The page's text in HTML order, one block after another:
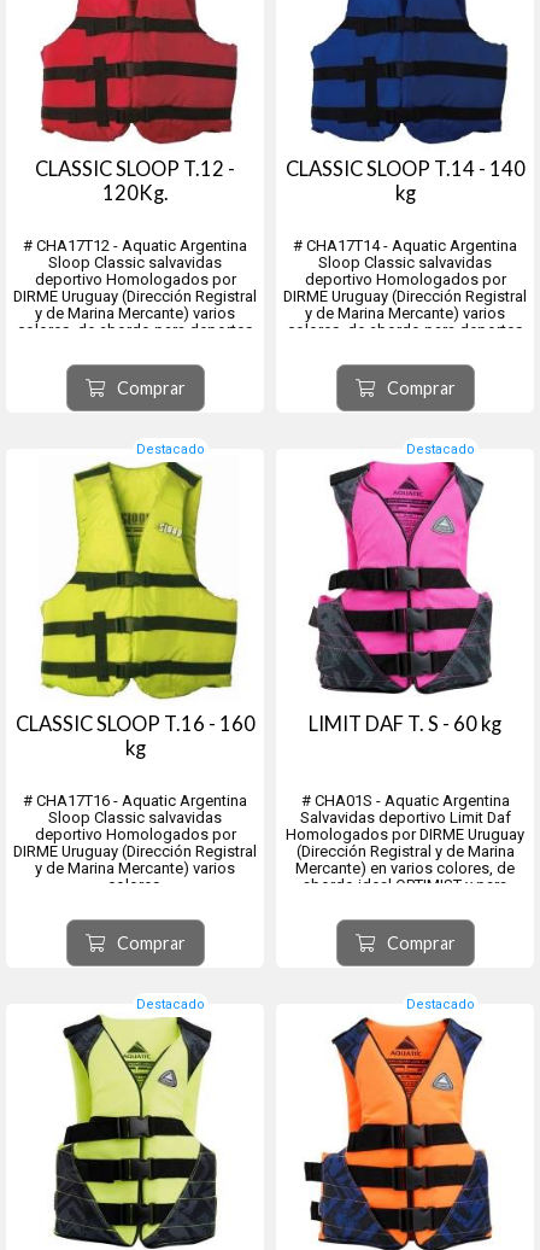
CLASSIC SLOOP T.12 -
120Kg.
# CHA17T12 - Aquatic Argentina
Sloop Classic salvavidas
deportivo Homologados por
DIRME Uruguay (Dirección Registral
y de Marina Mercante) varios
colores, de abordo para deportes
recreación entre otros.
Flotación: La exclusiva espuma de
celda cerrada permite una fl...
Comprar
CLASSIC SLOOP T.14 - 140
kg
# CHA17T14 - Aquatic Argentina
Sloop Classic salvavidas
deportivo Homologados por
DIRME Uruguay (Dirección Registral
y de Marina Mercante) varios
colores, de abordo para deportes
recreación entre otros.
Flotación: La exclusiva espuma de
celda cerrada permite una fl...
Comprar
Destacado
CLASSIC SLOOP T.16 - 160
kg
# CHA17T16 - Aquatic Argentina
Sloop Classic salvavidas
deportivo Homologados por
DIRME Uruguay (Dirección Registral
y de Marina Mercante) varios
colores,
lanchas, botes, kayak y recreación
entre otros.
Flotación: La exclusiva espuma de
celda cerrada permite una...
Comprar
Destacado
LIMIT DAF T. S - 60 kg
# CHA01S - Aquatic Argentina
Salvavidas deportivo Limit Daf
Homologados por DIRME Uruguay
(Dirección Registral y de Marina
Mercante) en varios colores, de
abordo ideal OPTIMIST y para
Talle: S = 60Kg.
Colores: VARIOS
--------------------------------------------------
-----...
Comprar
Destacado Destacado